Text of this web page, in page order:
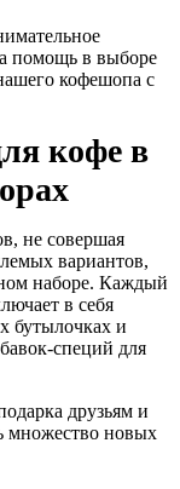
помощь в выборе
кофешопа с
кофе в
не совершая
вариантов,
наборе. Каждый
в себя
бутылочках и
специй для
друзьям и
множество новых